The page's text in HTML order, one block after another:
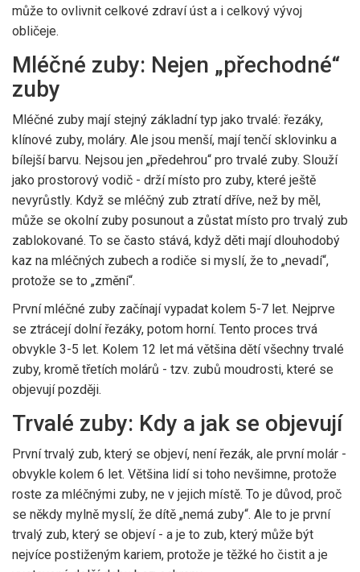
může to ovlivnit celkové zdraví úst a i celkový vývoj
obličeje.
Mléčné zuby: Nejen „přechodné“
zuby
Mléčné zuby mají stejný základní typ jako trvalé: řezáky,
klínové zuby, moláry. Ale jsou menší, mají tenčí sklovinku a
bílejší barvu. Nejsou jen „předehrou“ pro trvalé zuby. Slouží
jako prostorový vodič - drží místo pro zuby, které ještě
nevyrůstly. Když se mléčný zub ztratí dříve, než by měl,
může se okolní zuby posunout a zůstat místo pro trvalý zub
zablokované. To se často stává, když děti mají dlouhodobý
kaz na mléčných zubech a rodiče si myslí, že to „nevadí“,
protože se to „změní“.
První mléčné zuby začínají vypadat kolem 5-7 let. Nejprve
se ztrácejí dolní řezáky, potom horní. Tento proces trvá
obvykle 3-5 let. Kolem 12 let má většina dětí všechny trvalé
zuby, kromě třetích molárů - tzv. zubů moudrosti, které se
objevují později.
Trvalé zuby: Kdy a jak se objevují
První trvalý zub, který se objeví, není řezák, ale první molár -
obvykle kolem 6 let. Většina lidí si toho nevšimne, protože
roste za mléčnými zuby, ne v jejich místě. To je důvod, proč
se někdy mylně myslí, že dítě „nemá zuby“. Ale to je první
trvalý zub, který se objeví - a je to zub, který může být
nejvíce postiženým kariem, protože je těžké ho čistit a je